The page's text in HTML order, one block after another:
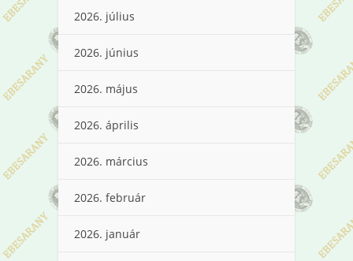
2026. július
2026. június
2026. május
2026. április
2026. március
2026. február
2026. január